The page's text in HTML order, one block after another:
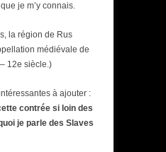
je m’y connais.
la région de Rus
médiévale de
12e siècle.)
à ajouter :
contrée si loin des
je parle des Slaves